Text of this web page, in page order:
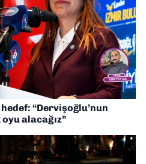
“Dervişoğlu’nun
alacağız”